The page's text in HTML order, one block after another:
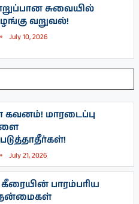
சுவையில்
வறுவல்!
July 10, 2026
மாரடைப்பு
July 21, 2026
பாரம்பரிய
நன்மைகள்